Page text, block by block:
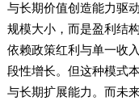
与长期价值创造能力驱
规模大小，而是盈利结
依赖政策红利与单一收
段性增长。但这种模式
与长期扩展能力。而未